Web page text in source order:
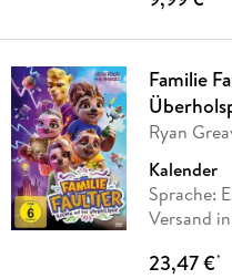
Familie
Ryan
Kalender
Sprache:
Versand
23,47 €*